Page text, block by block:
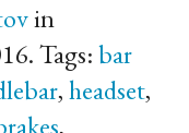
in
Tags:bar
,headset,
,